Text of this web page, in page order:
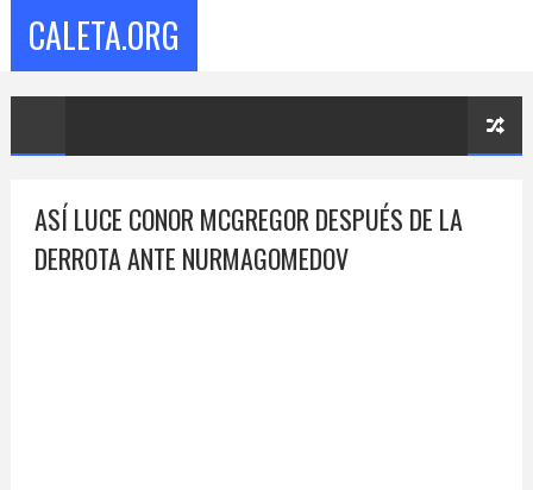
CALETA.ORG
ASÍ LUCE CONOR MCGREGOR DESPUÉS DE LA
DERROTA ANTE NURMAGOMEDOV